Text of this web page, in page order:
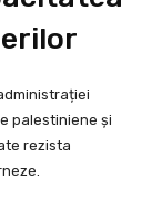
palestiniene și
rezista